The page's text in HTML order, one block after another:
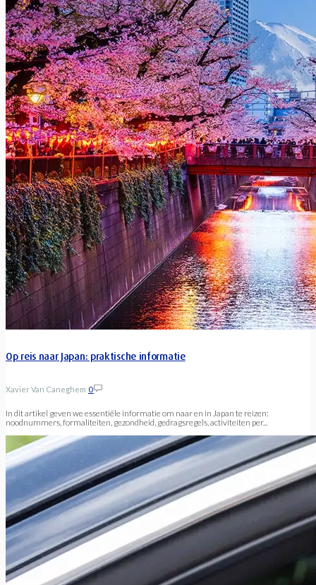
Op reis naar Japan: praktische informatie
Xavier Van Caneghem 0
In dit artikel geven we essentiële informatie om naar en in Japan te reizen:
noodnummers, formaliteiten, gezondheid, gedragsregels, activiteiten per...